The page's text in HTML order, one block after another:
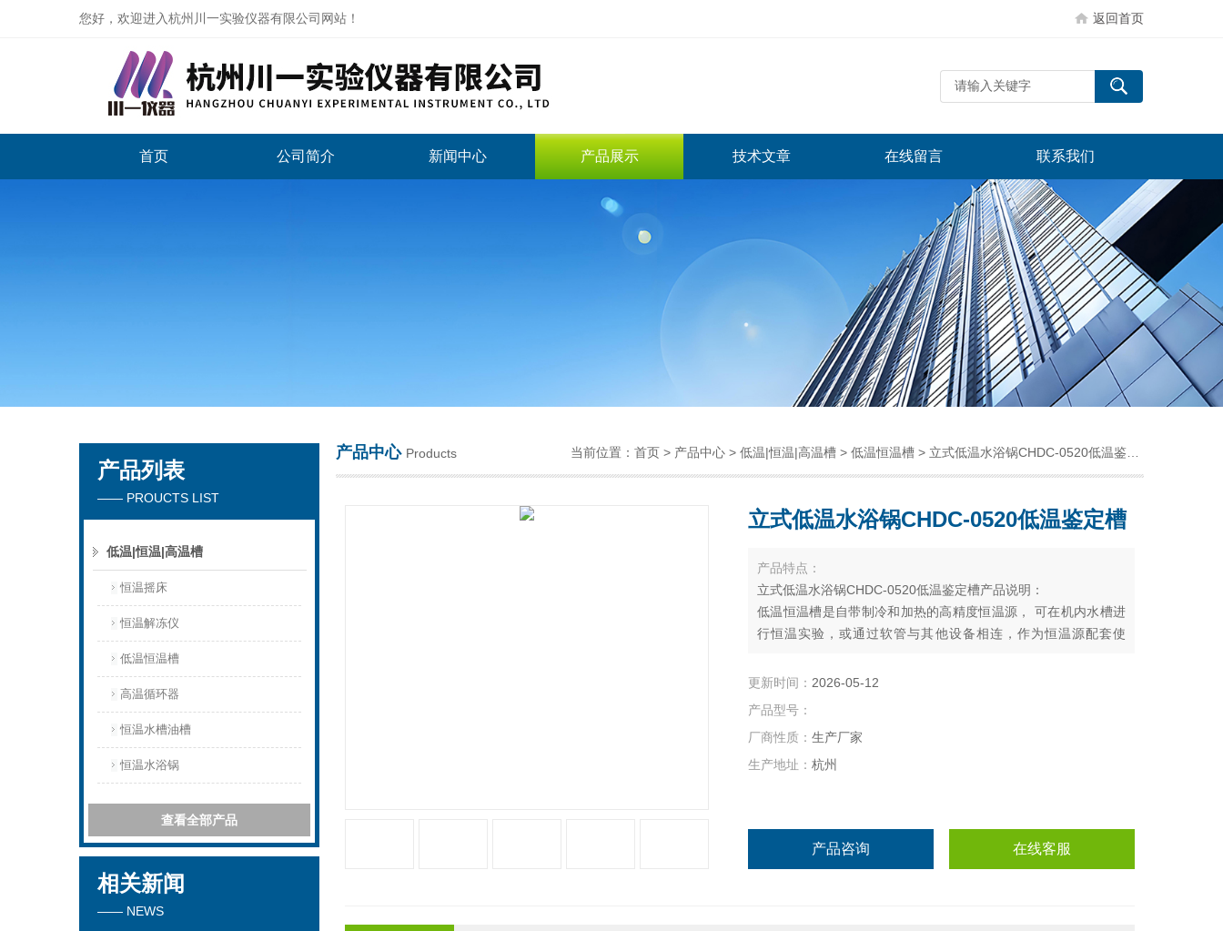
您好，欢迎进入杭州川一实验仪器有限公司网站！ 返回首页
杭州川一实验仪器有限公司
首页 公司简介 新闻中心 产品展示 技术文章 在线留言 联系我们
产品列表
—— PROUCTS LIST
低温|恒温|高温槽
恒温摇床
恒温解冻仪
低温恒温槽
高温循环器
恒温水槽油槽
恒温水浴锅
查看全部产品
相关新闻
—— NEWS
产品中心 Products 当前位置： 首页 > 产品中心 > 低温|恒温|高温槽 > 低温恒温槽 > 立式低温水浴锅CHDC-0520低温鉴定槽
立式低温水浴锅CHDC-0520低温鉴定槽
产品特点：
立式低温水浴锅CHDC-0520低温鉴定槽产品说明：
低温恒温槽是自带制冷和加热的高精度恒温源， 可在机内水槽进
行恒温实验，或通过软管与其他设备相连，作为恒温源配套使
药卫生、生命科学、轻工食品、物性测试及化学分析等研究部
更新时间： 2026-05-12
产品型号：
厂商性质： 生产厂家
生产地址： 杭州
产品咨询 在线客服